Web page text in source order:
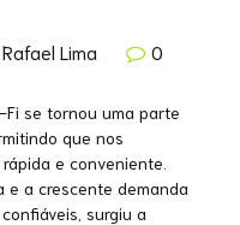
Lima 0
Fi se tornou uma parte
que nos
e conveniente.
e a crescente demanda
surgiu a